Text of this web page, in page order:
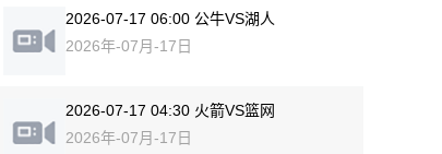
2026-07-17 06:00 公牛VS湖人
2026年-07月-17日
2026-07-17 04:30 火箭VS篮网
2026年-07月-17日